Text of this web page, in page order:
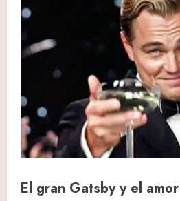
El gran Gatsby y el